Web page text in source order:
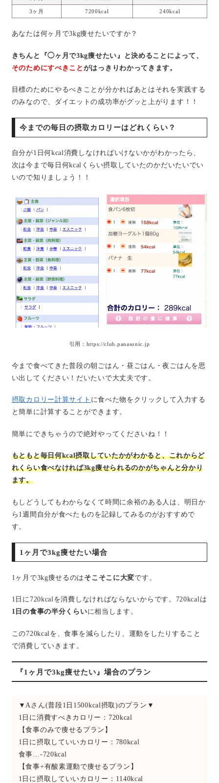
3ヶ月 7200kcal 240kcal
あなたは何ヶ月で3kg痩せたいですか？
きちんと『◯ヶ月で3kg痩せたい』と決めることによって、
そのためにすべきこと がはっきりわかってきます。
目標のためにやるべきことが分かればあとはそれを実践する
のみなので、ダイエットの成功率がグッと上がります！！
今までの毎日の摂取カロリーはどれくらい？
自分が1日何kcal消費しなければいけないかがわかったら、
次は今まで毎日何kcalくらい摂取していたのかだいたいでい
いので知りましょう！！
引用：https://club.panasonic.jp
今まで食べてきた普段の朝ごはん・昼ごはん・夜ごはんを思
い出してください！だいたいで大丈夫です。
摂取カロリー計算サイト に食べた物をクリックして入力する
と簡単に計算することができます。
簡単にできちゃうので絶対やってくださいね！！
もともと毎日何kcal摂取していたかがわかると、これからど
れくらい食べなければ3kg痩せられるのかがちゃんと分かり
ます。
もしどうしてもわからなくて時間に余裕のある人は、明日か
ら1週間自分が食べたものを記録してみるのがおすすめで
す。
1ヶ月で3kg痩せたい場合
1ヶ月で3kg痩せるのは そこそこに大変です。
1日に720kcalを消費しなければならないからです。720kcalは
1日の食事の半分くらいに相当します。
この720kcalを、食事を減らしたり、運動をしたりすること
で消費していきます。
『1ヶ月で3kg痩せたい』場合のプラン
▼Aさん(普段1日1500kcal摂取)のプラン▼
1日に消費すべきカロリー：720kcal
【食事のみで痩せるプラン】
1日に摂取していいカロリー：780kcal
食事…-720kcal
【食事+有酸素運動で痩せるプラン】
1日に摂取していいカロリー：1140kcal